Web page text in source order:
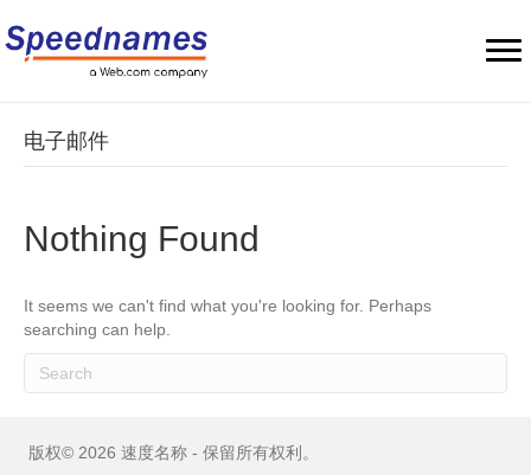
电子邮件
Nothing Found
It seems we can't find what you're looking for. Perhaps
searching can help.
版权© 2026 速度名称 - 保留所有权利。